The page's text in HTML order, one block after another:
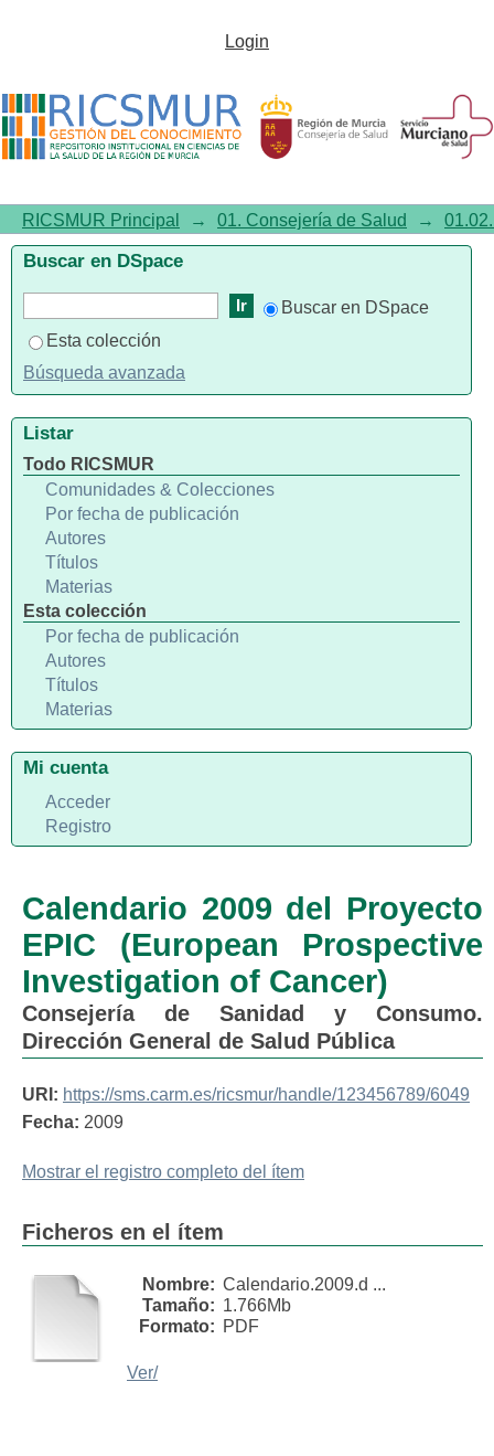
Calendario 2009 del Proyecto
Investigation of Cancer)
Login
RICSMUR Principal → 01. Consejería de Salud →
Calendario 2009 del Proyecto
EPIC (European Prospective
Investigation of Cancer)
Consejería de Sanidad y Consumo.
Dirección General de Salud Pública
URI: https://sms.carm.es/ricsmur/handle/123456789/6049
Fecha: 2009
Mostrar el registro completo del ítem
Ficheros en el ítem
Nombre: Calendario.2009.d ...
Tamaño: 1.766Mb
Formato: PDF
Ver/
Buscar en DSpace
Buscar en DSpace
Esta colección
Búsqueda avanzada
Listar
Todo RICSMUR
Comunidades & Colecciones
Por fecha de publicación
Autores
Títulos
Materias
Esta colección
Por fecha de publicación
Autores
Títulos
Materias
Mi cuenta
Acceder
Registro